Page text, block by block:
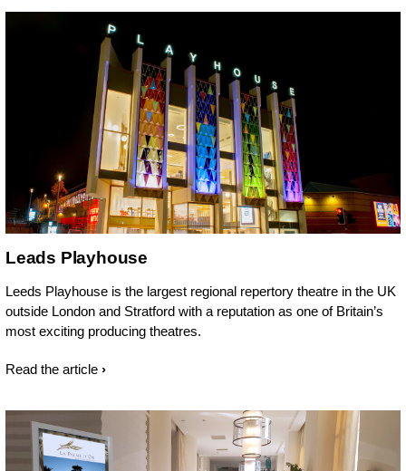
Leads Playhouse
Leeds Playhouse is the largest regional repertory theatre in the UK
outside London and Stratford with a reputation as one of Britain’s
most exciting producing theatres.
Read the article